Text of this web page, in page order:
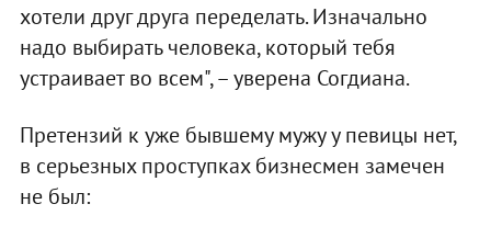
хотели друг друга переделать. Изначально
надо выбирать человека, который тебя
устраивает во всем", – уверена Согдиана.
Претензий к уже бывшему мужу у певицы нет,
в серьезных проступках бизнесмен замечен
не был: